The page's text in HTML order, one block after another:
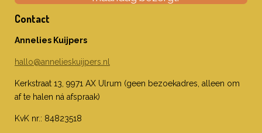
Contact
Annelies Kuijpers
hallo@annelieskuijpers.nl
Kerkstraat 13, 9971 AX Ulrum (geen bezoekadres, alleen om
af te halen ná afspraak)
KvK nr.: 84823518